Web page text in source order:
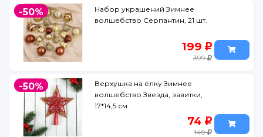
-50%
Набор украшений Зимнее
волшебство Серпантин, 21 шт.
199
399
-50%
Верхушка на ёлку Зимнее
волшебство Звезда, завитки,
17*14,5 см
74
149